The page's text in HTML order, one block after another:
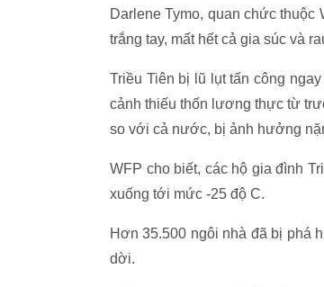
Darlene Tymo, quan chức thuộc
trắng tay, mất hết cả gia súc và
Triều Tiên bị lũ lụt tấn công
cảnh thiếu thốn lương thực từ
so với cả nước, bị ảnh hưởng
WFP cho biết, các hộ gia đình
xuống tới mức -25 độ C.
Hơn 35.500 ngôi nhà đã bị phá
dời.